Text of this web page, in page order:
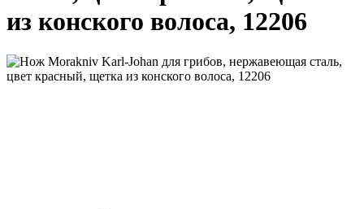
из конского волоса, 12206